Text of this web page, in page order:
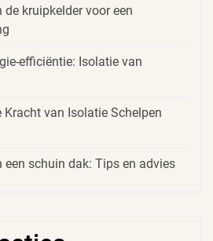
kruipkelder voor een
efficiëntie: Isolatie van
Kracht van Isolatie Schelpen
schuin dak: Tips en advies